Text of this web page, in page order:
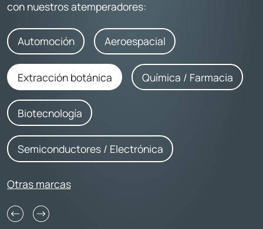
con nuestros atemperadores:
Automoción Aeroespacial
Extracción botánica Química / Farmacia
Biotecnología
Semiconductores / Electrónica
Otras marcas